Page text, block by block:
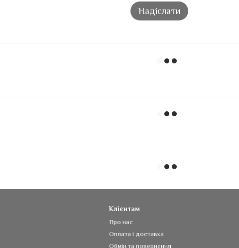
Надіслати
Клієнтам
Про нас
Оплата і доставка
Обмін та повернення